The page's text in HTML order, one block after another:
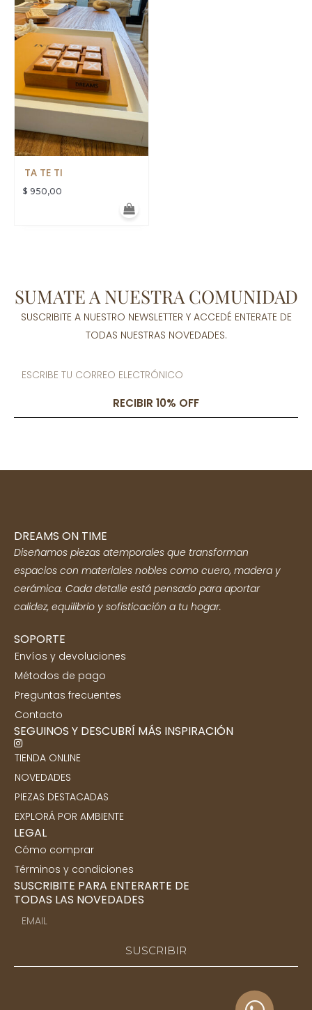
TA TE TI
$ 950,00
SUMATE A NUESTRA COMUNIDAD
SUSCRIBITE A NUESTRO NEWSLETTER Y ACCEDÉ ENTERATE DE
TODAS NUESTRAS NOVEDADES.
RECIBIR 10% OFF
DREAMS ON TIME
Diseñamos piezas atemporales que transforman
espacios con materiales nobles como cuero, madera y
cerámica. Cada detalle está pensado para aportar
calidez, equilibrio y sofisticación a tu hogar.
SOPORTE
Envíos y devoluciones
Métodos de pago
Preguntas frecuentes
Contacto
SEGUINOS Y DESCUBRÍ MÁS INSPIRACIÓN
TIENDA ONLINE
NOVEDADES
PIEZAS DESTACADAS
EXPLORÁ POR AMBIENTE
LEGAL
Cómo comprar
Términos y condiciones
SUSCRIBITE PARA ENTERARTE DE
TODAS LAS NOVEDADES
SUSCRIBIR